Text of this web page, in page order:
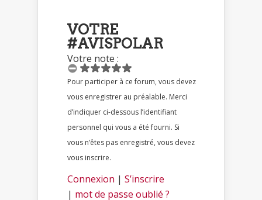
VOTRE
#AVISPOLAR
Votre note :
Pour participer à ce forum, vous devez
vous enregistrer au préalable. Merci
d’indiquer ci-dessous l’identifiant
personnel qui vous a été fourni. Si
vous n’êtes pas enregistré, vous devez
vous inscrire.
Connexion | S’inscrire
| mot de passe oublié ?